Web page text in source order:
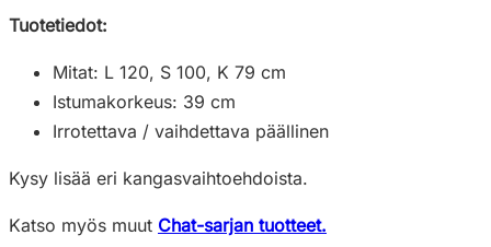
Tuotetiedot:
Mitat: L 120, S 100, K 79 cm
Istumakorkeus: 39 cm
Irrotettava / vaihdettava päällinen
Kysy lisää eri kangasvaihtoehdoista.
Katso myös muut Chat-sarjan tuotteet.